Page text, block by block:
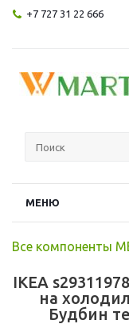
+7 727 31 22 666
МЕНЮ
Все компоненты
IKEA
на
Будбин